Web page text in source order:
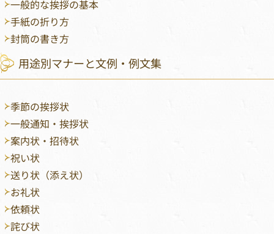
一般的な挨拶の基本
手紙の折り方
封筒の書き方
用途別マナーと文例・例文集
季節の挨拶状
一般通知・挨拶状
案内状・招待状
祝い状
送り状（添え状）
お礼状
依頼状
詫び状